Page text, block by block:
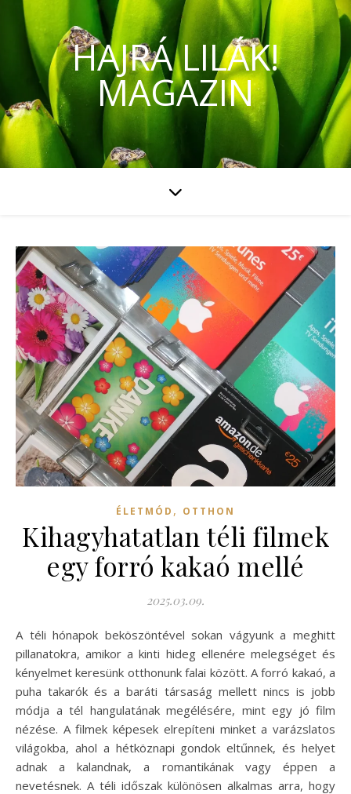
HAJRÁ LILÁK!
MAGAZIN
ÉLETMÓD , OTTHON
Kihagyhatatlan téli filmek
egy forró kakaó mellé
2025.03.09.
A téli hónapok beköszöntével sokan vágyunk a meghitt
pillanatokra, amikor a kinti hideg ellenére melegséget és
kényelmet keresünk otthonunk falai között. A forró kakaó, a
puha takarók és a baráti társaság mellett nincs is jobb
módja a tél hangulatának megélésére, mint egy jó film
nézése. A filmek képesek elrepíteni minket a varázslatos
világokba, ahol a hétköznapi gondok eltűnnek, és helyet
adnak a kalandnak, a romantikának vagy éppen a
nevetésnek. A téli időszak különösen alkalmas arra, hogy